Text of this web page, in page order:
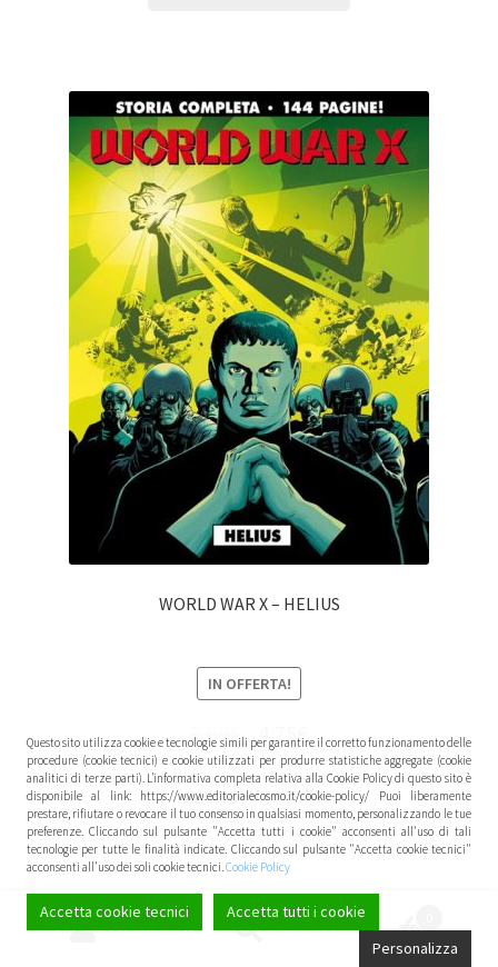
WORLD WAR X – HELIUS
IN OFFERTA!
5,00 € €
Aggiungi al carrello
Questo sito utilizza cookie e tecnologie simili per garantire il corretto funzionamento delle
procedure (cookie tecnici) e cookie utilizzati per produrre statistiche aggregate (cookie
analitici di terze parti). L’informativa completa relativa alla Cookie Policy di questo sito è
disponibile al link: https://www.editorialecosmo.it/cookie-policy/ Puoi liberamente
prestare, rifiutare o revocare il tuo consenso in qualsiasi momento, personalizzando le tue
preferenze. Cliccando sul pulsante "Accetta tutti i cookie" acconsenti all'uso di tali
tecnologie per tutte le finalità indicate. Cliccando sul pulsante "Accetta cookie tecnici"
acconsenti all'uso dei soli cookie tecnici.Cookie Policy
Accetta cookie tecnici
Accetta tutti i cookie
Personalizza